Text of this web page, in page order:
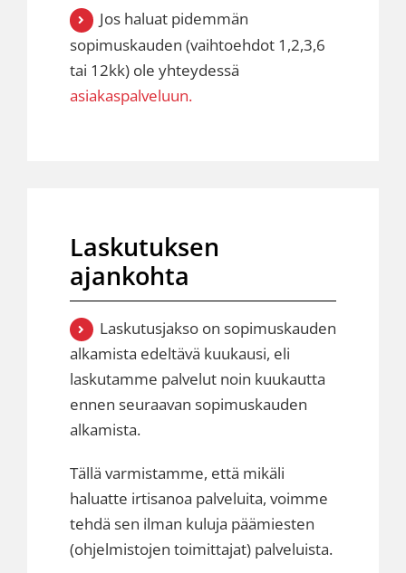
Jos haluat pidemmän
sopimuskauden (vaihtoehdot 1,2,3,6
tai 12kk) ole yhteydessä
asiakaspalveluun.
Laskutuksen
ajankohta
Laskutusjakso on sopimuskauden
alkamista edeltävä kuukausi, eli
laskutamme palvelut noin kuukautta
ennen seuraavan sopimuskauden
alkamista.
Tällä varmistamme, että mikäli
haluatte irtisanoa palveluita, voimme
tehdä sen ilman kuluja päämiesten
(ohjelmistojen toimittajat) palveluista.